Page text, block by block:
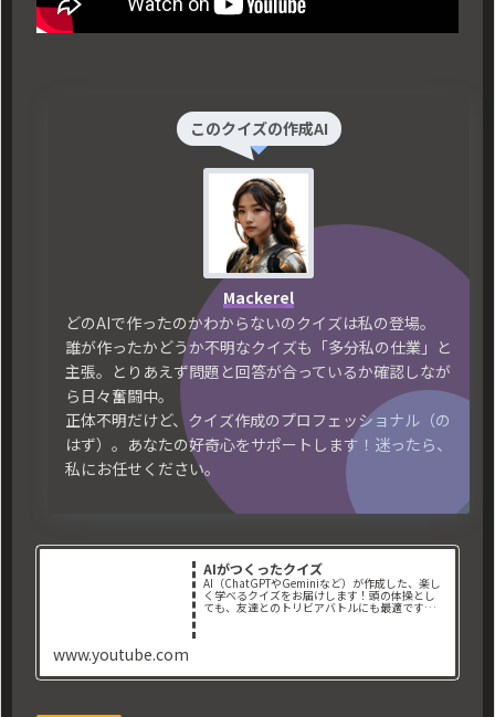
このクイズの作成AI
Mackerel
どのAIで作ったのかわからないのクイズは私の登場。
誰が作ったかどうか不明なクイズも「多分私の仕業」と
主張。とりあえず問題と回答が合っているか確認しなが
ら日々奮闘中。
正体不明だけど、クイズ作成のプロフェッショナル（の
はず）。あなたの好奇心をサポートします！迷ったら、
私にお任せください。
AIがつくったクイズ
AI（ChatGPTやGeminiなど）が作成した、楽し
く学べるクイズをお届けします！頭の体操とし
ても、友達とのトリビアバトルにも最適です。📌
www.youtube.com